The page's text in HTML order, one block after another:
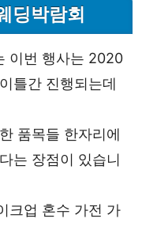
딩박람회
이번 행사는 2020
틀간 진행되는데
품목들 한자리에
는 장점이 있습니
크업 혼수 가전 가